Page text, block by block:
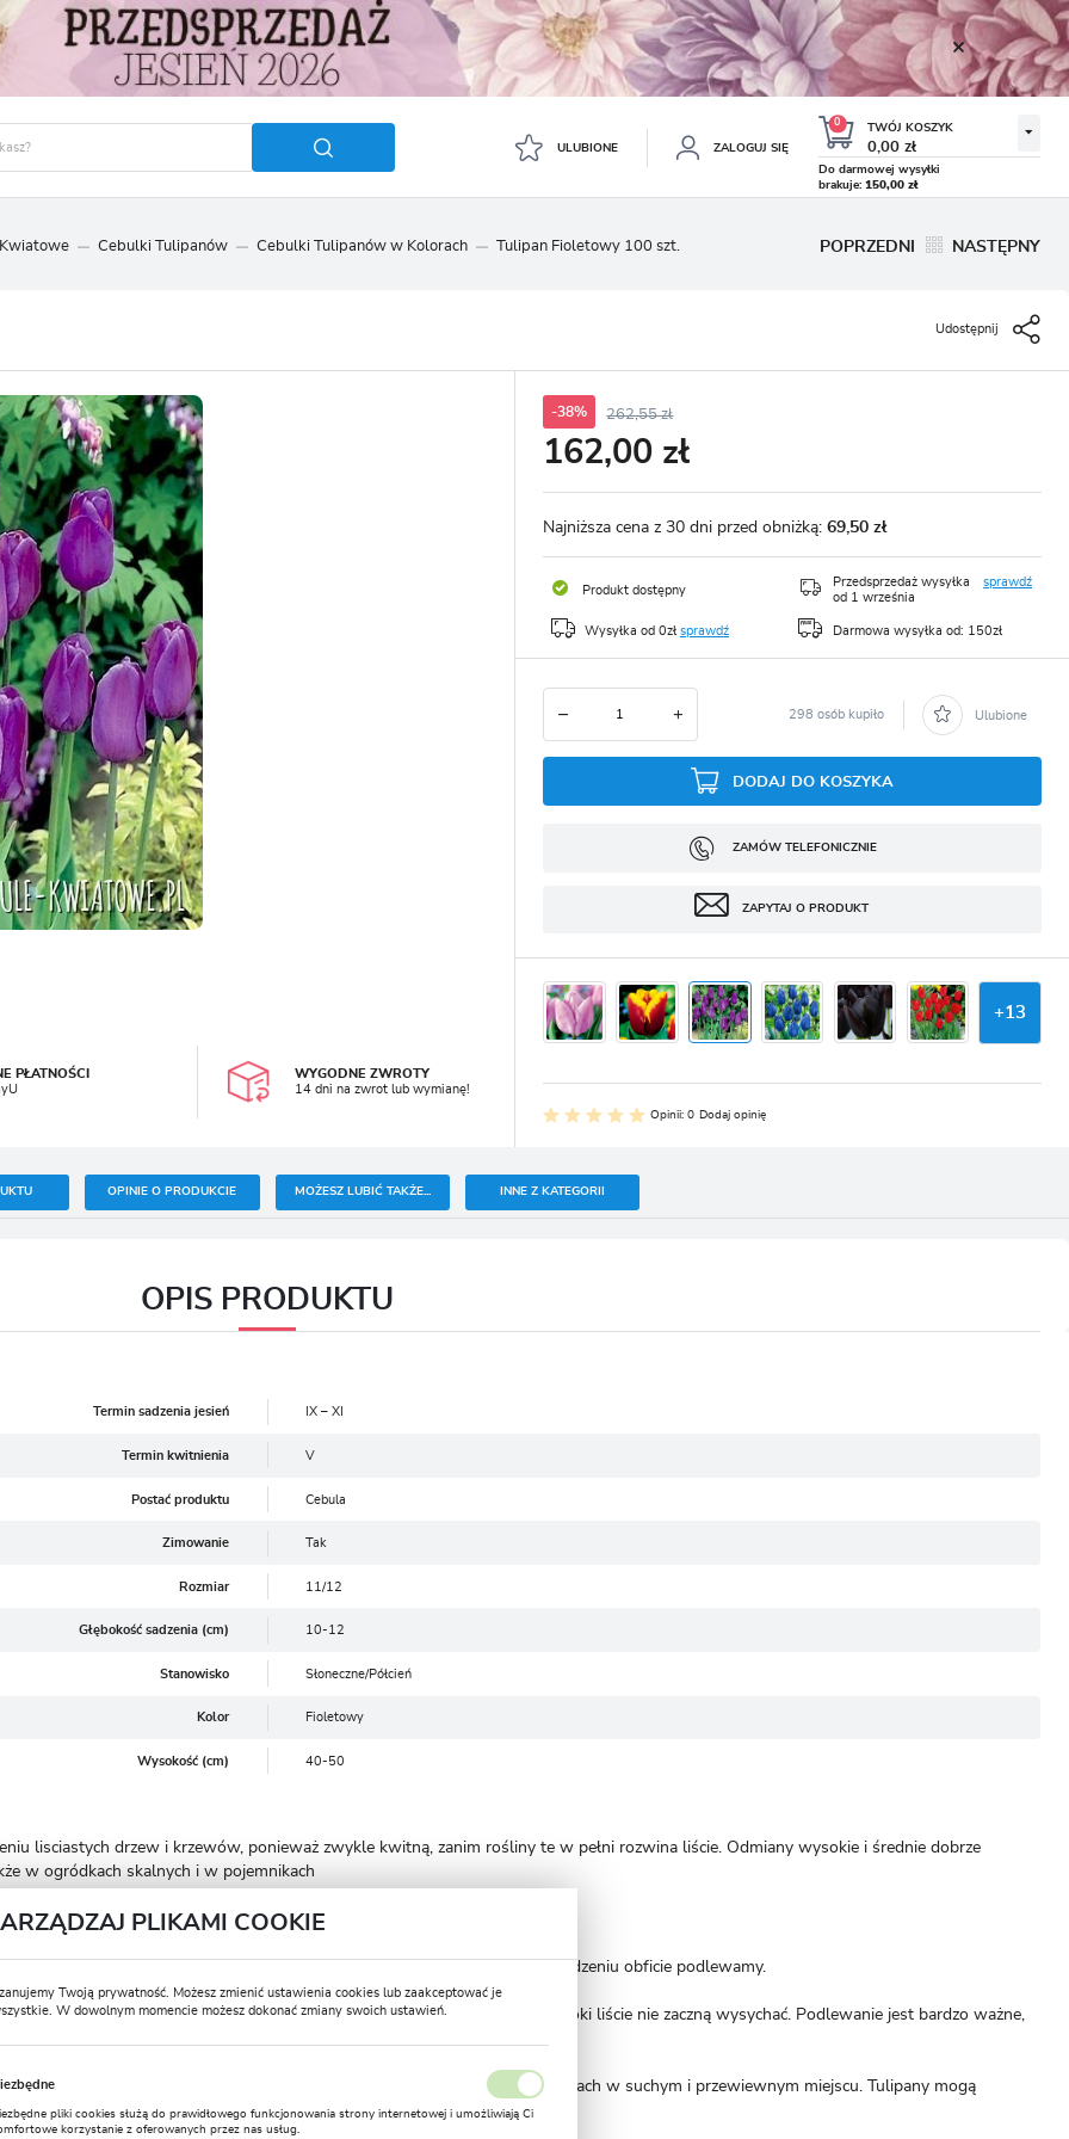
ULUBIONE ZALOGUJ SIĘ
Zapomniałem hasła
SIĘ
podgląd statusu realizacji zamówień
brak konieczności wprowadzania swoich danych przy kolejnych zakupach
0 TWÓJ KOSZYK
0,00 zł
8.99 zł 19.43 zł
KROKUS WIOSENNY MIX 50
19.99 zł 43.32 zł
Do darmowej wysyłki
brakuje: 150,00 zł
Cebulki Tulipanów Cebulki Tulipanów w Kolorach Tulipan Fioletowy 100 szt. POPRZEDNI NASTĘPNY
Udostępnij
PŁATNOŚCI
WYGODNE ZWROTY
14 dni na zwrot lub wymianę!
-38% 262,55 zł
162,00 zł
Najniższa cena z 30 dni przed obniżką: 69,50 zł
Produkt dostępny
Przedsprzedaż wysyłka
od 1 września
sprawdź
Wysyłka od 0zł sprawdź Darmowa wysyłka od: 150zł
298 osób kupiło Ulubione
DODAJ DO KOSZYKA
ZAMÓW TELEFONICZNIE
ZAPYTAJ O PRODUKT
+13
Opinii: 0 Dodaj opinię
OPINIE O PRODUKCIE MOŻESZ LUBIĆ TAKŻE... INNE Z KATEGORII
OPIS PRODUKTU
Termin sadzenia jesień IX – XI
Termin kwitnienia V
Postać produktu Cebula
Zimowanie Tak
Rozmiar 11/12
Głębokość sadzenia (cm) 10-12
Stanowisko Słoneczne/Półcień
Kolor Fioletowy
Wysokość (cm) 40-50
lisciastych drzew i krzewów, ponieważ zwykle kwitną, zanim rośliny te w pełni rozwina liście. Odmiany wysokie i średnie dobrze
w ogródkach skalnych i w pojemnikach
zarazem żyzne. Ważnym czynnikiem jest przepuszczalność podłoża.
wypuścić korzenie. Tulipany sadzimy na głębokości ok 12 cm. Po posadzeniu obficie podlewamy.
Ważne, aby gleba nie była zbyt sucha. Tulipanom dostarczamy wody, dopóki liście nie zaczną wysychać. Podlewanie jest bardzo ważne,
zapasy, aby móc równie pięknie zakwitnąć w przyszłym roku.
i lipca. Suszymy, nastepnie oczyszczamy i przechowujemy w w koszykach w suchym i przewiewnym miejscu. Tulipany mogą
PLIKAMI COOKIE
Twoją prywatność. Możesz zmienić ustawienia cookies lub zaakceptować je
W dowolnym momencie możesz dokonać zmiany swoich ustawień.
pliki cookies służą do prawidłowego funkcjonowania strony internetowej i umożliwiają Ci
korzystanie z oferowanych przez nas usług.
Polska